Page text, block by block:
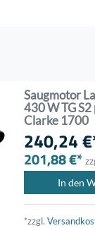
Saugmotor
430 W TG
Clarke 1700
240,24
201,88 €*
In den
*zzgl.